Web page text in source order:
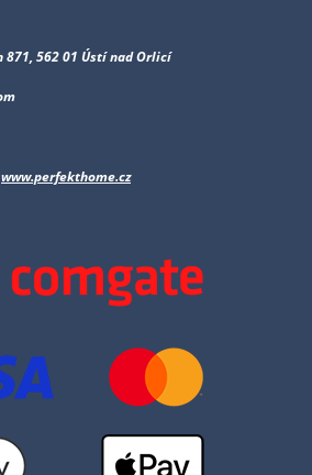
871, 562 01 Ústí nad Orlicí
www.perfekthome.cz